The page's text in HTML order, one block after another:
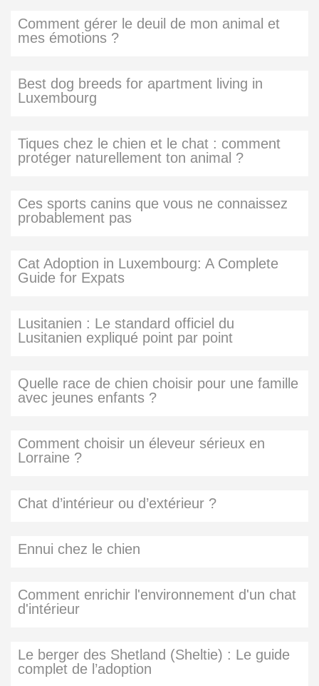
Comment gérer le deuil de mon animal et
mes émotions ?
Best dog breeds for apartment living in
Luxembourg
Tiques chez le chien et le chat : comment
protéger naturellement ton animal ?
Ces sports canins que vous ne connaissez
probablement pas
Cat Adoption in Luxembourg: A Complete
Guide for Expats
Lusitanien : Le standard officiel du
Lusitanien expliqué point par point
Quelle race de chien choisir pour une famille
avec jeunes enfants ?
Comment choisir un éleveur sérieux en
Lorraine ?
Chat d’intérieur ou d’extérieur ?
Ennui chez le chien
Comment enrichir l'environnement d'un chat
d'intérieur
Le berger des Shetland (Sheltie) : Le guide
complet de l’adoption